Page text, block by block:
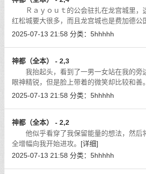
Ｒａｙｏｕｔ的公会驻扎在龙宫城里，
红松城要大很多，而且龙宫城也是费加德公
显的，Ｒａｙｏｕｔ的财力非常可观，否则
2025-07-13 21:58 分类： 5hhhhh
神都（全本） - 2,3
我抬起头，看到了一男一女站在我的
眼神精锐，但是脸上带着的微笑却比较和善
的长袍，将铠甲和装备都藏在下面，让人无
2025-07-13 21:58 分类： 5hhhhh
神都（全本） - 2,2
他似乎看穿了我保留能量的想法，然后
全增幅向我开始进攻。 [详细]
2025-07-13 21:58 分类： 5hhhhh